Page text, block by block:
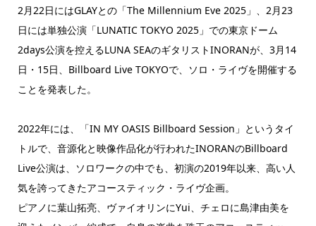
2月22日にはGLAYとの「The Millennium Eve 2025」、2月23
日には単独公演「LUNATIC TOKYO 2025」での東京ドーム
2days公演を控えるLUNA SEAのギタリストINORANが、3月14
日・15日、Billboard Live TOKYOで、ソロ・ライヴを開催する
ことを発表した。
2022年には、「IN MY OASIS Billboard Session」というタイ
トルで、音源化と映像作品化が行われたINORANのBillboard
Live公演は、ソロワークの中でも、初演の2019年以来、高い人
気を誇ってきたアコースティック・ライヴ企画。
ピアノに葉山拓亮、ヴァイオリンにYui、チェロに島津由美を